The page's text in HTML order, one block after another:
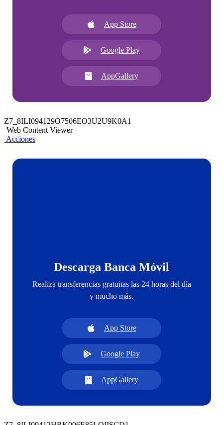
App Store
Google Play
AppGallery
Z7_8ILI094129O7506EO3U2U9K0A1
Web Content Viewer
Acciones
Descarga Banca Móvil
Realiza transferencias gratuitas las 24 horas del día
y mucho más.
App Store
Google Play
AppGallery